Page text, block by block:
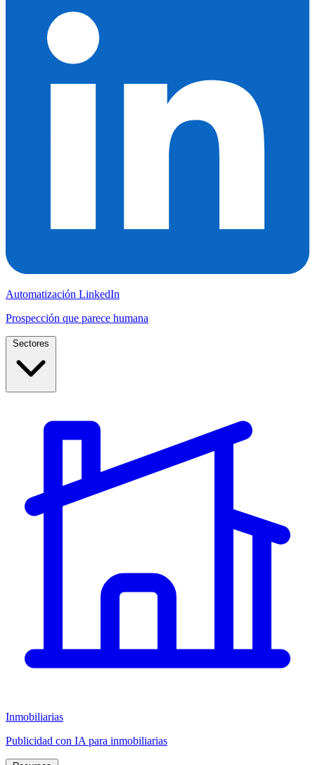
Automatización LinkedIn
Prospección que parece humana
Inmobiliarias
Publicidad con IA para inmobiliarias